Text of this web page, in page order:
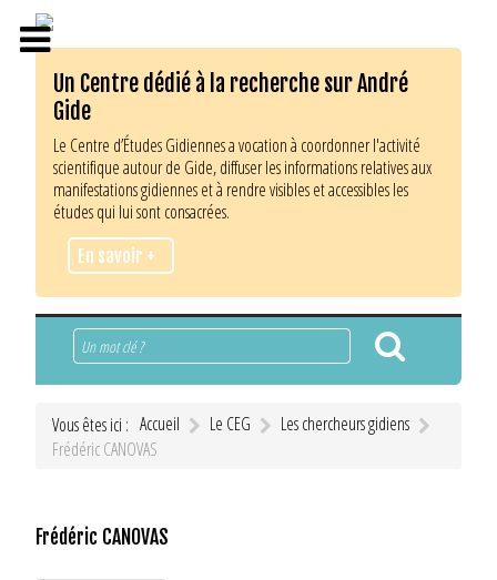
Un Centre dédié à la recherche sur André
Gide
Le Centre d’Études Gidiennes a vocation à coordonner l'activité
scientifique autour de Gide, diffuser les informations relatives aux
manifestations gidiennes et à rendre visibles et accessibles les
études qui lui sont consacrées.
En savoir +
Rechercher
Vous êtes ici : Accueil Le CEG
Les chercheurs gidiens
Frédéric CANOVAS
Frédéric CANOVAS